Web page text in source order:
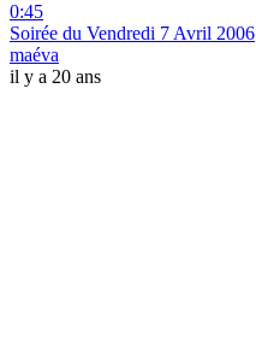
0:45
Soirée du Vendredi 7 Avril 2006
maéva
il y a 20 ans